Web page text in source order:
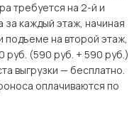
требуется на 2-й и
каждый этаж, начиная
подъеме на второй этаж,
руб. (590 руб. + 590 руб.)
выгрузки — бесплатно.
оплачиваются по